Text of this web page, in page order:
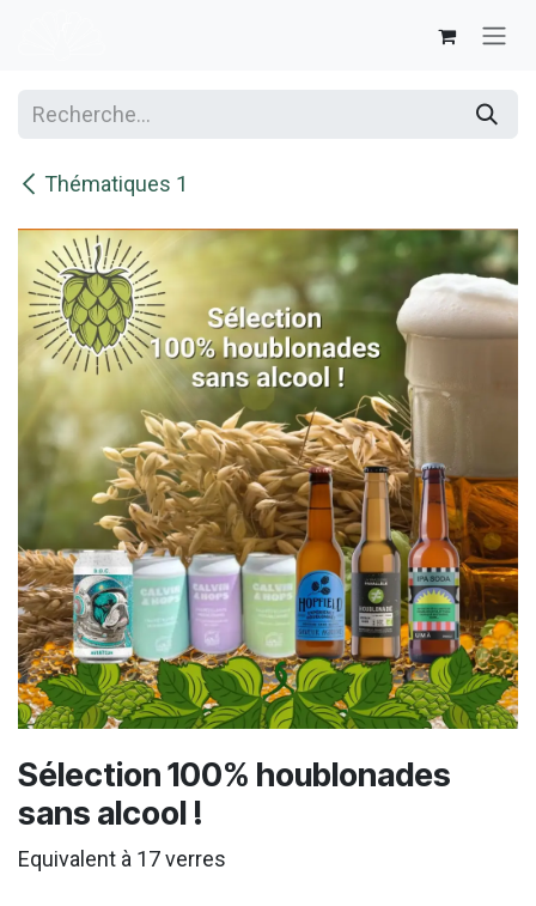
Thématiques 1
Sélection 100% houblonades
sans alcool !
Equivalent à 17 verres